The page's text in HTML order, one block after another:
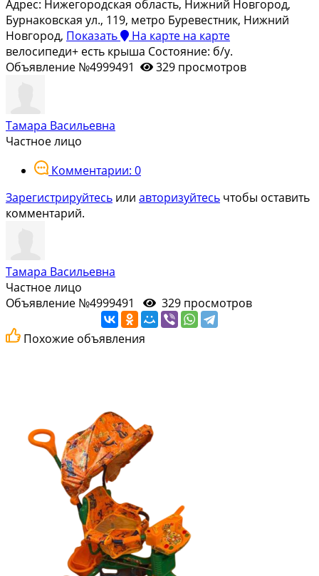
Адрес: Нижегородская область, Нижний Новгород,
Бурнаковская ул., 119, метро Буревестник, Нижний
Новгород, Показать На карте на карте
велосипеди+ есть крыша Состояние: б/у.
Объявление №4999491
329 просмотров
Тамара Васильевна
Частное лицо
Комментарии: 0
Зарегистрируйтесь или авторизуйтесь чтобы оставить
комментарий.
Тамара Васильевна
Частное лицо
Объявление №4999491
329 просмотров
Похожие объявления